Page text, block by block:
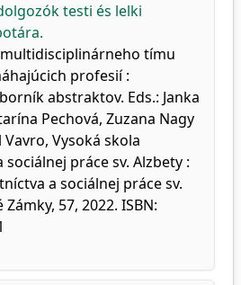
testi és lelki
tímu
profesií :
abstraktov. Eds.: Janka
Pechová, Zuzana Nagy
Vavro, Vysoká skola
práce sv. Alzbety :
a sociálnej práce sv.
57, 2022. ISBN: